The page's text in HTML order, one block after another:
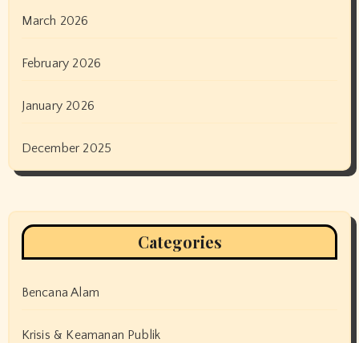
March 2026
February 2026
January 2026
December 2025
Categories
Bencana Alam
Krisis & Keamanan Publik